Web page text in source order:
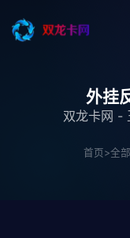
外挂
双龙卡网 -
首页>全